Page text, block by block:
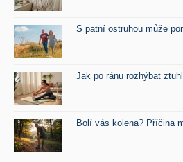
S patní ostruhou může
Jak po ránu rozhýbat
Bolí vás kolena? Příčina